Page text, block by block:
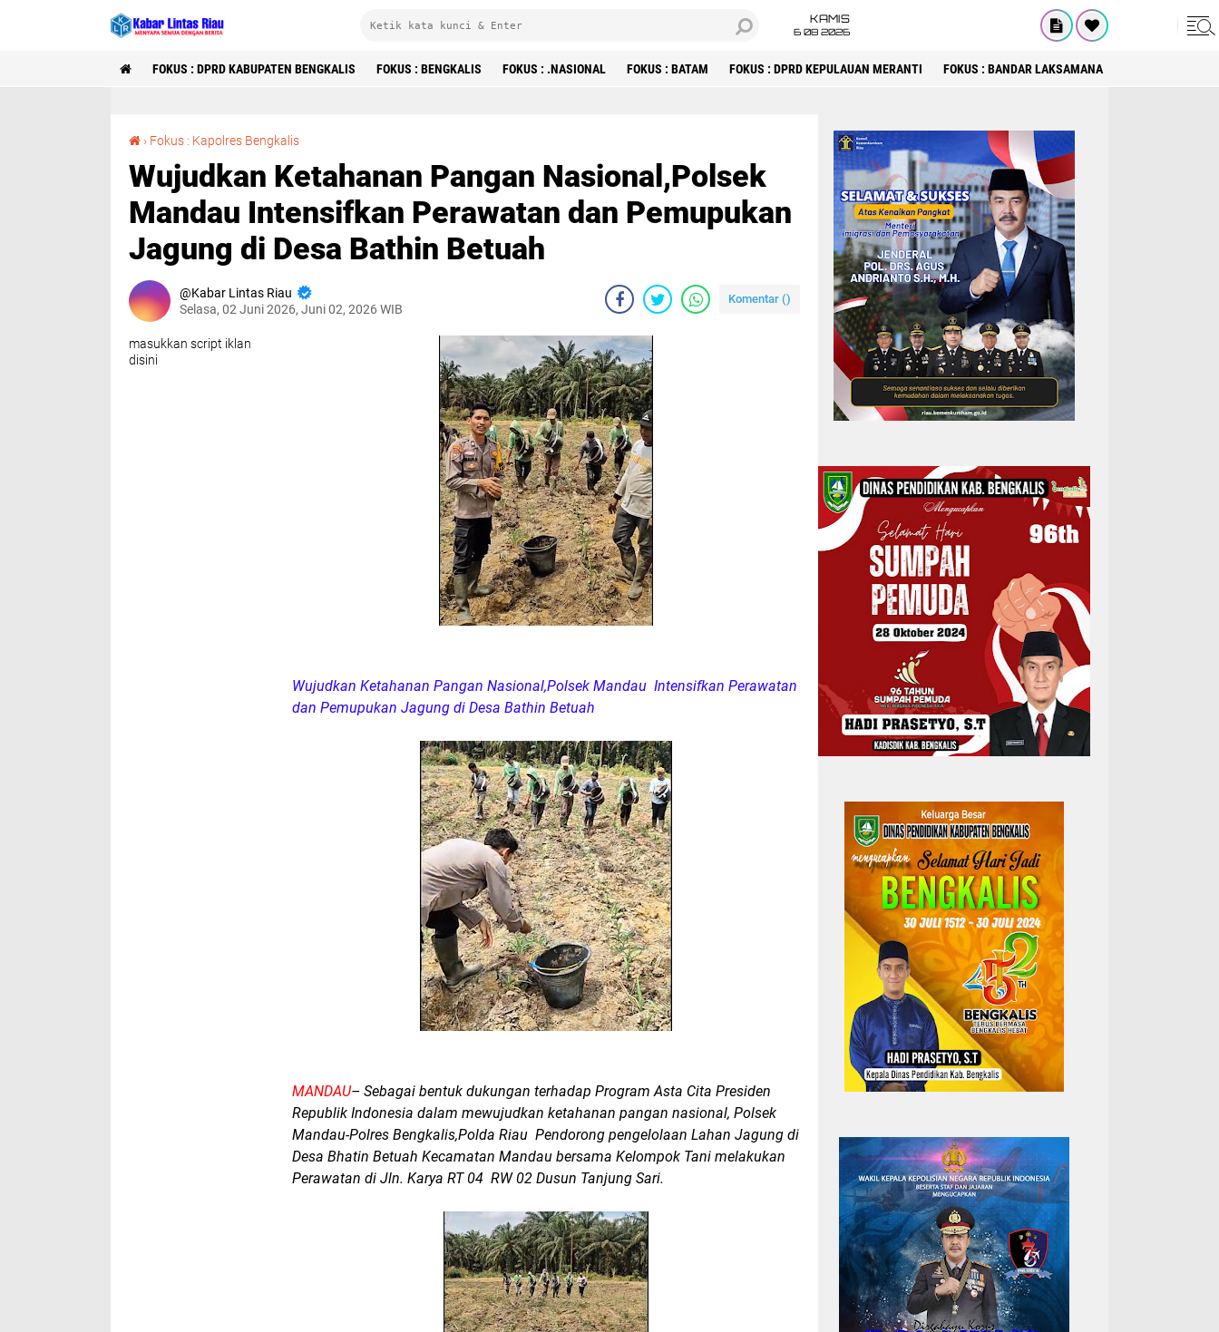
KAMIS
6 08 2026
FOKUS : DPRD KABUPATEN BENGKALIS FOKUS : BENGKALIS FOKUS : .NASIONAL FOKUS : BATAM FOKUS : DPRD KEPULAUAN MERANTI FOKUS : BANDAR LAKSAMANA
› Fokus : Kapolres Bengkalis
Wujudkan Ketahanan Pangan Nasional,Polsek
Mandau Intensifkan Perawatan dan Pemupukan
Jagung di Desa Bathin Betuah
Kabar Lintas Riau
Selasa, 02 Juni 2026, Juni 02, 2026 WIB
Komentar ()
masukkan script iklan
disini
Wujudkan Ketahanan Pangan Nasional,Polsek Mandau Intensifkan Perawatan
dan Pemupukan Jagung di Desa Bathin Betuah
MANDAU– Sebagai bentuk dukungan terhadap Program Asta Cita Presiden
Republik Indonesia dalam mewujudkan ketahanan pangan nasional, Polsek
Mandau-Polres Bengkalis,Polda Riau Pendorong pengelolaan Lahan Jagung di
Desa Bhatin Betuah Kecamatan Mandau bersama Kelompok Tani melakukan
Perawatan di Jln. Karya RT 04 RW 02 Dusun Tanjung Sari.